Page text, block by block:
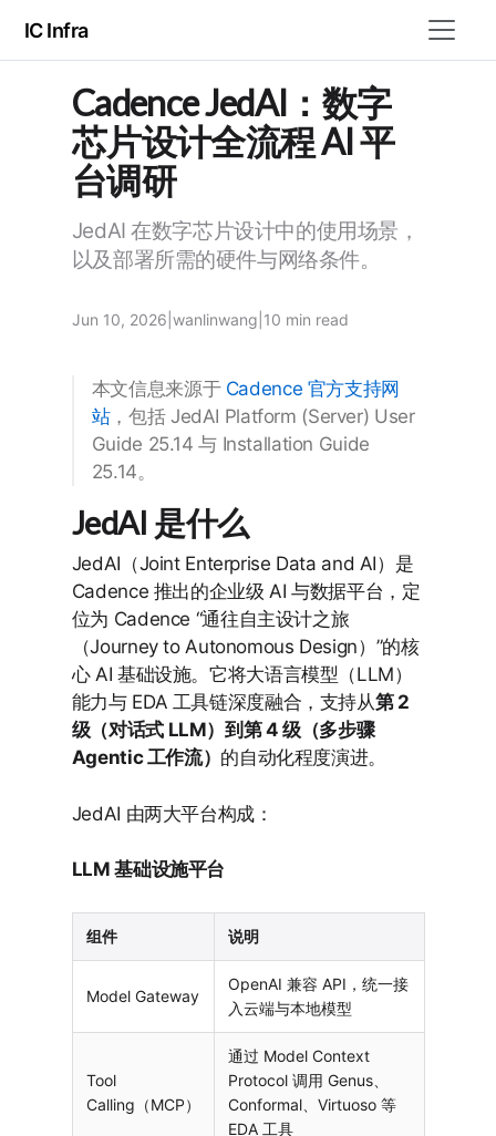
IC Infra
Cadence JedAI：数字
芯片设计全流程 AI 平
台调研
JedAI 在数字芯片设计中的使用场景，
以及部署所需的硬件与网络条件。
Jun 10, 2026 wanlinwang 10 min read
本文信息来源于 Cadence 官方支持网
站，包括 JedAI Platform (Server) User
Guide 25.14 与 Installation Guide
25.14。
JedAI 是什么
JedAI（Joint Enterprise Data and AI）是
Cadence 推出的企业级 AI 与数据平台，定
位为 Cadence “通往自主设计之旅
（Journey to Autonomous Design）”的核
心 AI 基础设施。它将大语言模型（LLM）
能力与 EDA 工具链深度融合，支持从第 2
级（对话式 LLM）到第 4 级（多步骤
Agentic 工作流） 的自动化程度演进。
JedAI 由两大平台构成：
LLM 基础设施平台
组件 说明
Model Gateway
OpenAI 兼容 API，统一接
入云端与本地模型
Tool
Calling（MCP）
通过 Model Context
Protocol 调用 Genus、
Conformal、Virtuoso 等
EDA 工具